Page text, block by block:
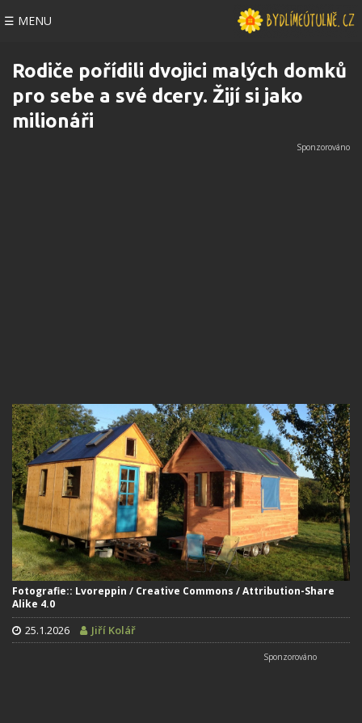
☰ MENU
Rodiče pořídili dvojici malých domků
pro sebe a své dcery. Žijí si jako
milionáři
Fotografie:: Lvoreppin / Creative Commons / Attribution-Share
Alike 4.0
25.1.2026 Jiří Kolář